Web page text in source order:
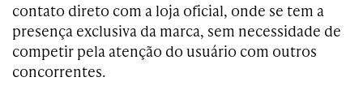
contato direto com a loja oficial, onde se tem a
presença exclusiva da marca, sem necessidade de
competir pela atenção do usuário com outros
concorrentes.